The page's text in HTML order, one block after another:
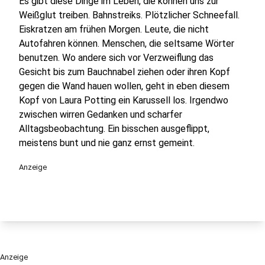
Weißglut treiben. Bahnstreiks. Plötzlicher Schneefall.
Eiskratzen am frühen Morgen. Leute, die nicht
Autofahren können. Menschen, die seltsame Wörter
benutzen. Wo andere sich vor Verzweiflung das
Gesicht bis zum Bauchnabel ziehen oder ihren Kopf
gegen die Wand hauen wollen, geht in eben diesem
Kopf von Laura Potting ein Karussell los. Irgendwo
zwischen wirren Gedanken und scharfer
Alltagsbeobachtung. Ein bisschen ausgeflippt,
meistens bunt und nie ganz ernst gemeint.
Anzeige
Anzeige